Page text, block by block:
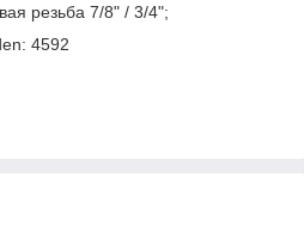
резьба 7/8" / 3/4";
4592